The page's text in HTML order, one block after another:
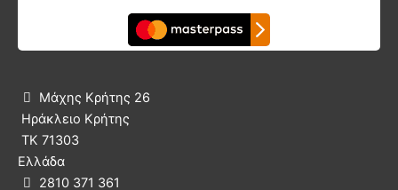

Μάχης Κρήτης 26
Ηράκλειο Κρήτης
ΤΚ 71303
Ελλάδα
 2810 371 361